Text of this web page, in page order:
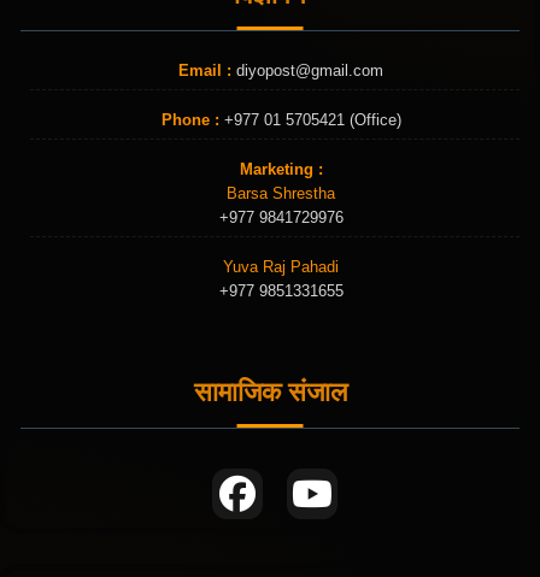
Email : diyopost@gmail.com
Phone : +977 01 5705421 (Office)
Marketing :
Barsa Shrestha
+977 9841729976
Yuva Raj Pahadi
+977 9851331655
सामाजिक संजाल